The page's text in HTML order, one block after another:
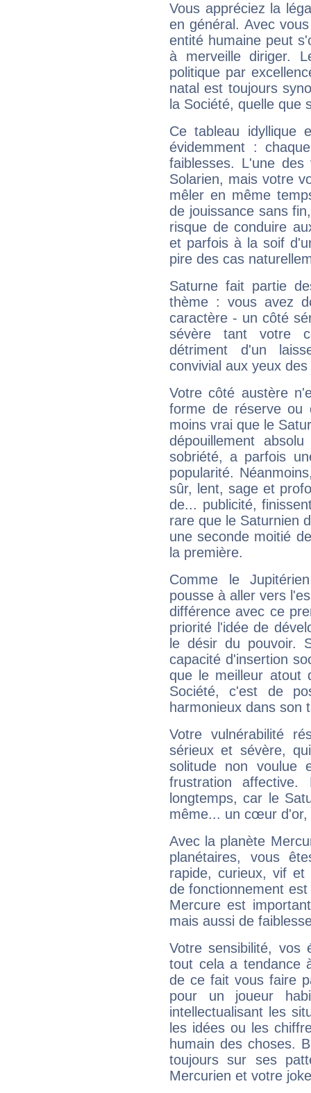
Vous appréciez la
en général. Avec
entité humaine peut
à merveille diriger.
politique par
natal est toujours
la Société, quelle que
Ce tableau idyllique
évidemment :
faiblesses. L'une
Solarien, mais votre
mêler en même
de jouissance sans
risque de conduire
et parfois à la soif
pire des cas
Saturne fait partie
thème : vous avez
caractère - un côté
sévère tant votre
détriment d'un
convivial aux yeux
Votre côté austère
forme de réserve
moins vrai que le
dépouillement
sobriété, a parfois
popularité.
sûr, lent, sage et
de... publicité,
rare que le Saturnien
une seconde moitié
la première.
Comme le
pousse à aller vers
différence avec ce
priorité l'idée de
le désir du pouvoir.
capacité d'insertion
que le meilleur atout
Société, c'est de
harmonieux dans son
Votre vulnérabilité
sérieux et sévère,
solitude non voulue
frustration
longtemps, car le
même... un cœur d'or,
Avec la planète
planétaires, vous
rapide, curieux, vif et
de fonctionnement
Mercure est
mais aussi de
Votre sensibilité,
tout cela a tendance
de ce fait vous faire
pour un joueur
intellectualisant les
les idées ou les
humain des choses.
toujours sur ses
Mercurien et votre